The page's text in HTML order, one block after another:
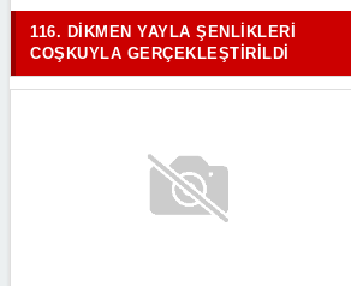
116. DIKMEN YAYLA ŞENLIKLERI
COŞKUYLA GERÇEKLEŞTIRILDI